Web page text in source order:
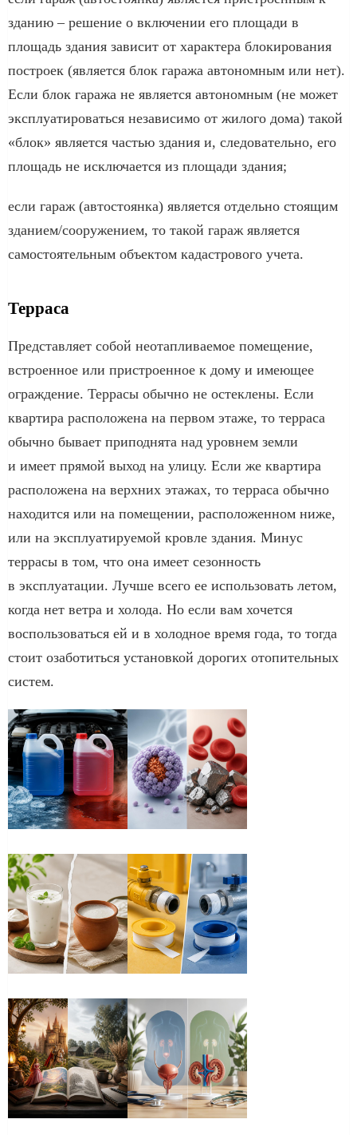
зданию – решение о включении его площади в
площадь здания зависит от характера блокирования
построек (является блок гаража автономным или нет).
Если блок гаража не является автономным (не может
эксплуатироваться независимо от жилого дома) такой
«блок» является частью здания и, следовательно, его
площадь не исключается из площади здания;
если гараж (автостоянка) является отдельно стоящим
зданием/сооружением, то такой гараж является
самостоятельным объектом кадастрового учета.
Терраса
Представляет собой неотапливаемое помещение,
встроенное или пристроенное к дому и имеющее
ограждение. Террасы обычно не остеклены. Если
квартира расположена на первом этаже, то терраса
обычно бывает приподнята над уровнем земли
и имеет прямой выход на улицу. Если же квартира
расположена на верхних этажах, то терраса обычно
находится или на помещении, расположенном ниже,
или на эксплуатируемой кровле здания. Минус
террасы в том, что она имеет сезонность
в эксплуатации. Лучше всего ее использовать летом,
когда нет ветра и холода. Но если вам хочется
воспользоваться ей и в холодное время года, то тогда
стоит озаботиться установкой дорогих отопительных
систем.